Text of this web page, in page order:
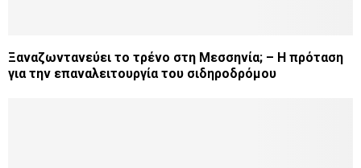
Ξαναζωντανεύει το τρένο στη Μεσσηνία; – Η πρόταση
για την επαναλειτουργία του σιδηροδρόμου